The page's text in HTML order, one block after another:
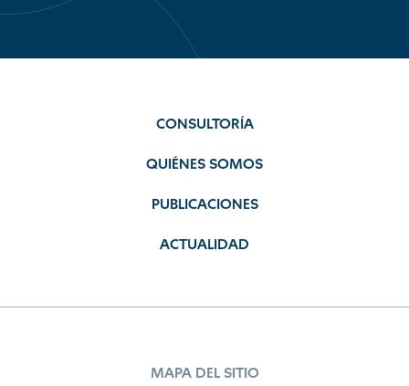
CONSULTORÍA
QUIÉNES SOMOS
PUBLICACIONES
ACTUALIDAD
MAPA DEL SITIO